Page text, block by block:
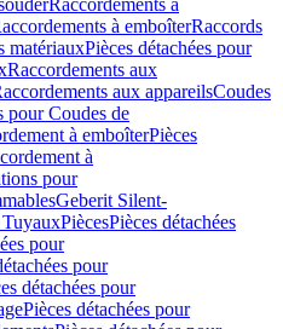
Raccordements à
à emboîterRaccords
matériauxPièces détachées pour
Raccordements aux
aux appareilsCoudes
pour Coudes de
à emboîterPièces
à
pour
Geberit Silent-
TuyauxPiècesPièces détachées
pour
pour
détachées pour
Pièces détachées pour